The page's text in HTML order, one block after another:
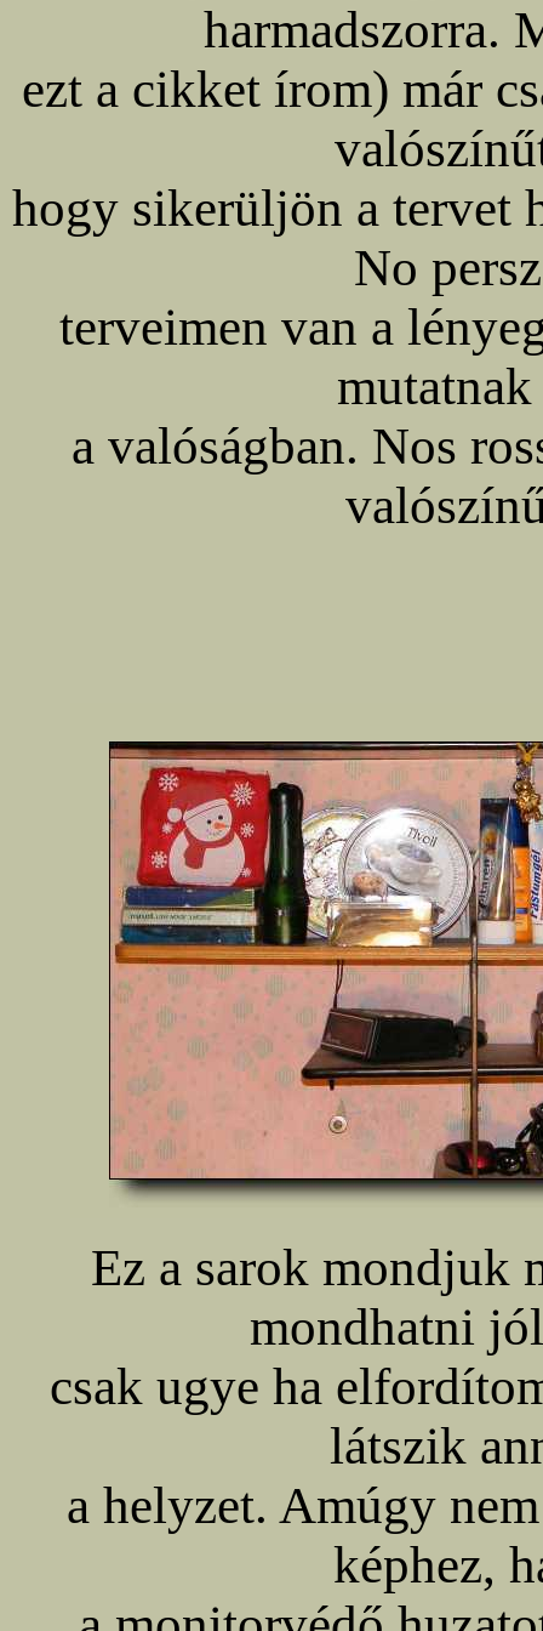
harmadszorra.
ezt a cikket írom) már
hogy sikerüljön a tervet
No
terveimen van a
a valóságban. Nos
Ez a sarok mondjuk
mondhatni
csak ugye ha
látszik
a helyzet. Amúgy
képhez,